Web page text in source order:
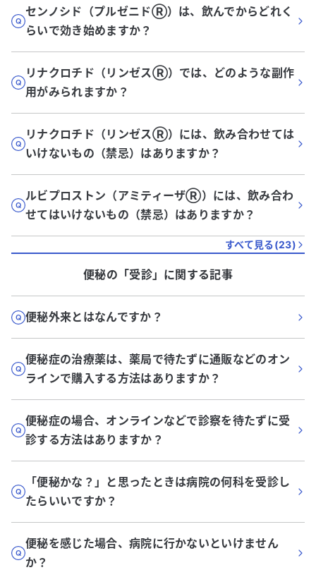
センノシド（プルゼニドⓇ）は、飲んでからどれく
らいで効き始めますか？
リナクロチド（リンゼスⓇ）では、どのような副作
用がみられますか？
リナクロチド（リンゼスⓇ）には、飲み合わせては
いけないもの（禁忌）はありますか？
ルビプロストン（アミティーザⓇ）には、飲み合わ
せてはいけないもの（禁忌）はありますか？
すべて見る(23)
便秘の「受診」に関する記事
便秘外来とはなんですか？
便秘症の治療薬は、薬局で待たずに通販などのオン
ラインで購入する方法はありますか？
便秘症の場合、オンラインなどで診察を待たずに受
診する方法はありますか？
「便秘かな？」と思ったときは病院の何科を受診し
たらいいですか？
便秘を感じた場合、病院に行かないといけません
か？